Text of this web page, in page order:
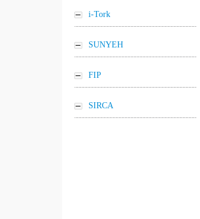
i-Tork
SUNYEH
FIP
SIRCA